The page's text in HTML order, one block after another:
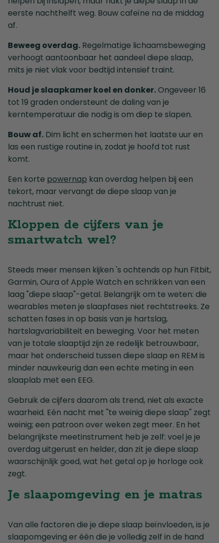
eerste nachthelft weg. Bouw cafeïne na de middag
af.
Beweeg overdag. Regelmatige lichaamsbeweging
verhoogt aantoonbaar het aandeel diepe slaap,
mits je niet vlak voor bedtijd intensief traint.
Houd je slaapkamer koel en donker.Ongeveer 16
tot 19 graden ondersteunt de daling van je
kerntemperatuur die nodig is om diep te slapen.
Bouw af. Dim licht en schermen het laatste uur en
las een rustige routine in, zodat je hoofd tot rust
komt.
Een korte powernap kan overdag helpen bij een
tekort, maar vervangt de diepe slaap van je
nachtrust niet.
Kloppen de cijfers van je
smartwatch wel?
Steeds meer mensen kijken 's ochtends op hun Fitbit,
Garmin, Oura of Apple Watch en schrikken van een
laag "diepe slaap"-getal. Belangrijk om te weten: die
wearables meten je slaapfases niet rechtstreeks. Ze
schatten fases in op basis van je hartslag,
hartslagvariabiliteit en beweging. Voor het meten
van je totale slaaptijd zijn ze redelijk betrouwbaar,
maar het onderscheid tussen diepe slaap en REM is
minder nauwkeurig dan een echte meting in een
slaaplab met een EEG.
Gebruik de cijfers daarom als trend, niet als exacte
waarheid. Eén nacht met "te weinig diepe slaap" zegt
weinig; een patroon over weken zegt meer. En het
belangrijkste meetinstrument heb je zelf: voel je je
overdag uitgerust en helder, dan zit je diepe slaap
waarschijnlijk goed, wat het getal op je horloge ook
zegt.
Je slaapomgeving en je matras
Van alle factoren die je diepe slaap beïnvloeden, is je
slaapomgeving er één die je volledig zelf in de hand